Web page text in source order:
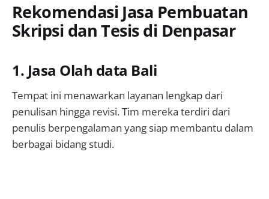
Rekomendasi Jasa Pembuatan
Skripsi dan Tesis di Denpasar
1. Jasa Olah data Bali
Tempat ini menawarkan layanan lengkap dari
penulisan hingga revisi. Tim mereka terdiri dari
penulis berpengalaman yang siap membantu dalam
berbagai bidang studi.